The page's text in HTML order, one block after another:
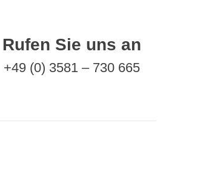
Rufen Sie uns an
+49 (0) 3581 – 730 665